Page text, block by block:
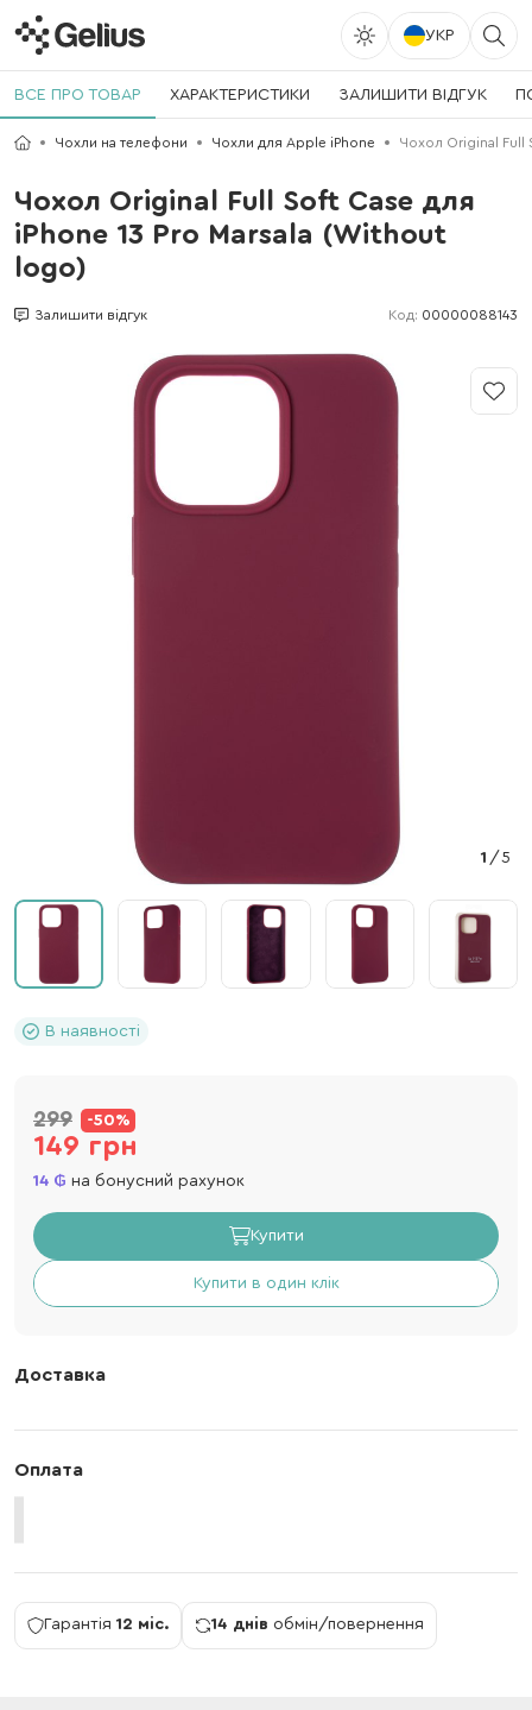
УКР
ВСЕ ПРО ТОВАР ХАРАКТЕРИСТИКИ ЗАЛИШИТИ ВІДГУК
Чохли на телефони Чохли для Apple iPhone Чохол Original Full
Чохол Original Full Soft Case для
iPhone 13 Pro Marsala (Without
logo)
Залишити відгук Код: 00000088143
1 /5
В наявності
299 -50%
149 грн
14 на бонусний рахунок
Купити
Купити в один клік
Доставка
Оплата
Гарантія 12 міс. 14 днів обмін/повернення